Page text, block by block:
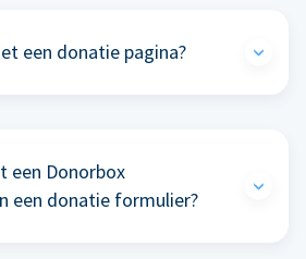
een donatie pagina?
een Donorbox
een donatie formulier?